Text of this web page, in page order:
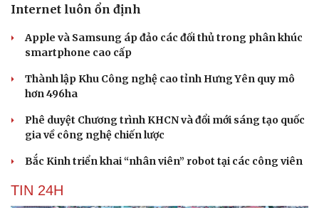
Internet luôn ổn định
Apple và Samsung áp đảo các đối thủ trong phân khúc
smartphone cao cấp
Thành lập Khu Công nghệ cao tỉnh Hưng Yên quy mô
hơn 496ha
Phê duyệt Chương trình KHCN và đổi mới sáng tạo quốc
gia về công nghệ chiến lược
Bắc Kinh triển khai “nhân viên” robot tại các công viên
TIN 24H